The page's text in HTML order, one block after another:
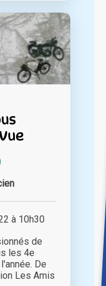
à 10h30
de
les 4e
De
Les Amis